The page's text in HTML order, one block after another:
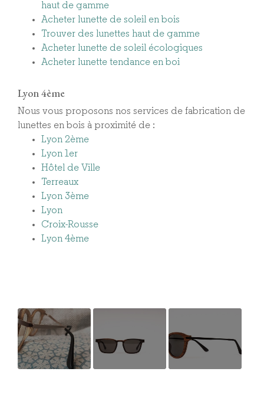
haut de gamme
Acheter lunette de soleil en bois
Trouver des lunettes haut de gamme
Acheter lunette de soleil écologiques
Acheter lunette tendance en boi
Lyon 4ème
Nous vous proposons nos services de fabrication de
lunettes en bois à proximité de :
Lyon 2ème
Lyon 1er
Hôtel de Ville
Terreaux
Lyon 3ème
Lyon
Croix-Rousse
Lyon 4ème